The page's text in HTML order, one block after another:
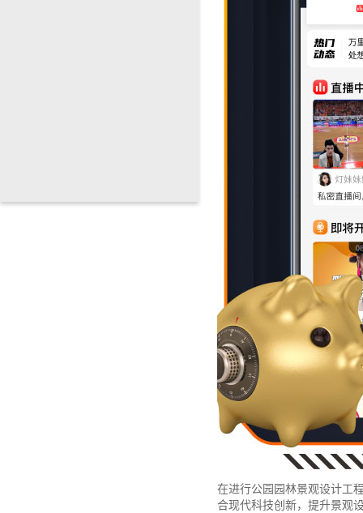
在进行公园园林景观设计工
合现代科技创新，提升景观